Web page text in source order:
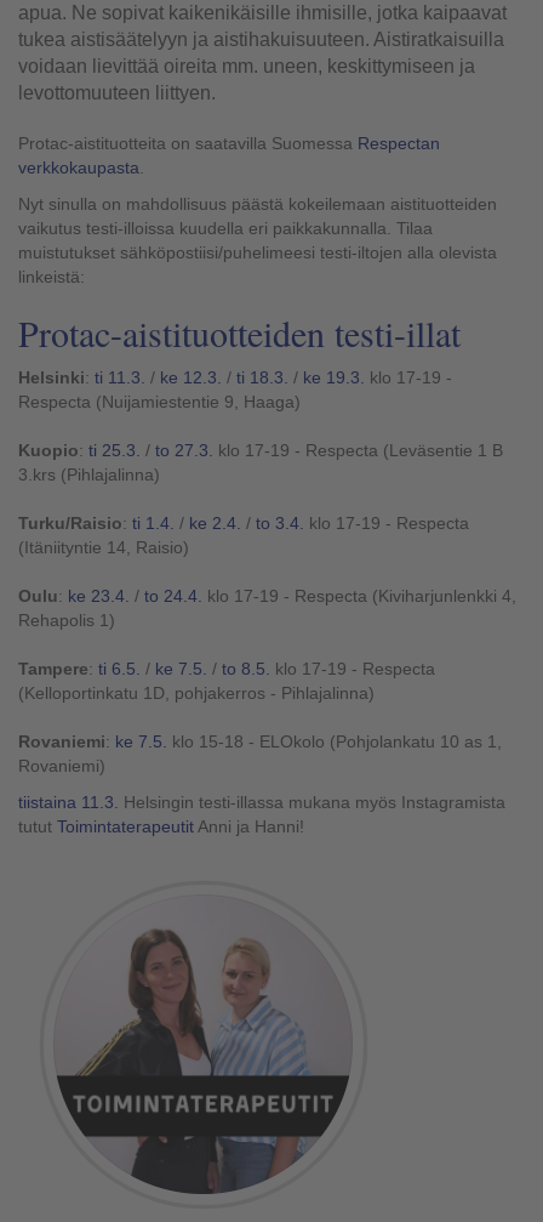
apua. Ne sopivat kaikenikäisille ihmisille, jotka kaipaavat
tukea aistisäätelyyn ja aistihakuisuuteen. Aistiratkaisuilla
voidaan lievittää oireita mm. uneen, keskittymiseen ja
levottomuuteen liittyen.
Protac-aistituotteita on saatavilla Suomessa Respectan
verkkokaupasta
Nyt sinulla on mahdollisuus päästä kokeilemaan aistituotteiden
vaikutus testi-illoissa kuudella eri paikkakunnalla. Tilaa
muistutukset sähköpostiisi/puhelimeesi testi-iltojen alla olevista
linkeistä:
Protac-aistituotteiden testi-illat
Helsinki: ti 11.3. / ke 12.3. / ti 18.3. / ke 19.3.
klo 17-19 -
Respecta (Nuijamiestentie 9, Haaga)
Kuopio: ti 25.3. / to 27.3.
klo 17-19 - Respecta (Leväsentie 1 B
3.krs (Pihlajalinna)
Turku/Raisio: ti 1.4. / ke 2.4. / to 3.4. klo 17-19 - Respecta
(Itäniityntie 14, Raisio)
Oulu: ke 23.4. / to 24.4. klo 17-19 - Respecta (Kiviharjunlenkki 4,
Rehapolis 1)
Tampere: ti 6.5. / ke 7.5. / to 8.5.
klo 17-19 - Respecta
(Kelloportinkatu 1D, pohjakerros - Pihlajalinna)
Rovaniemi: ke 7.5
klo 15-18 - ELOkolo (Pohjolankatu 10 as 1,
Rovaniemi)
tiistaina 11.3.
Helsingin testi-illassa mukana myös Instagramista
tutut Toimintaterapeutit Anni ja Hanni!